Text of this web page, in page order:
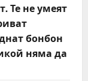
Те не умеят
бонбон
няма да